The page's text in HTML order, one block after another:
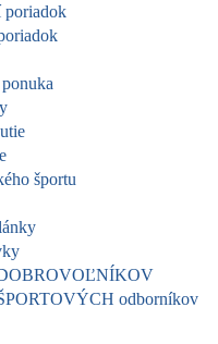
poriadok
športu
odborníkov